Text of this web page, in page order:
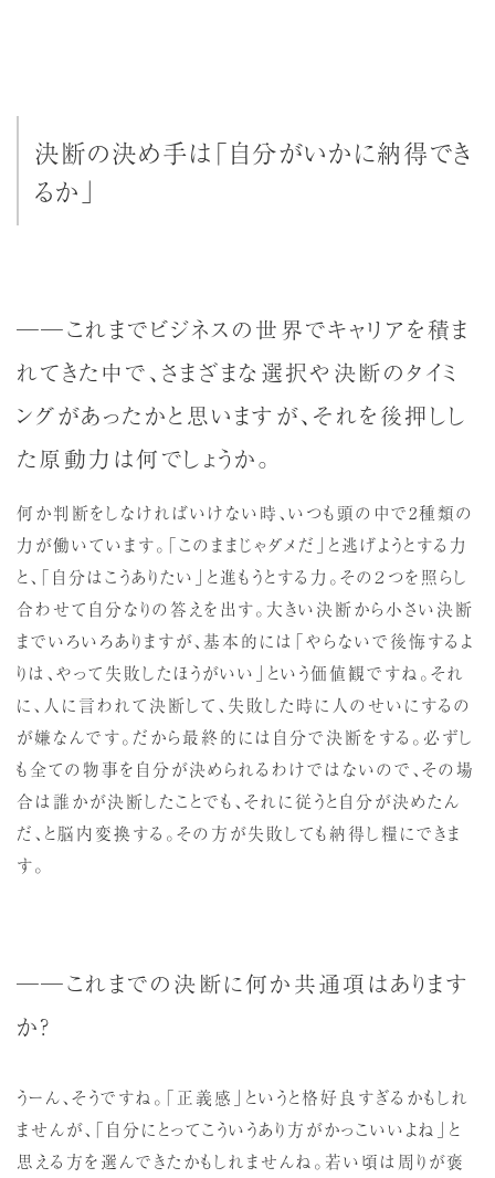
決断の決め手は「自分がいかに納得でき
るか」
──これまでビジネスの世界でキャリアを積ま
れてきた中で、さまざまな選択や決断のタイミ
ングがあったかと思いますが、それを後押しし
た原動力は何でしょうか。
何か判断をしなければいけない時、いつも頭の中で2種類の
力が働いています。「このままじゃダメだ」と逃げようとする力
と、「自分はこうありたい」と進もうとする力。その２つを照らし
合わせて自分なりの答えを出す。大きい決断から小さい決断
までいろいろありますが、基本的には「やらないで後悔するよ
りは、やって失敗したほうがいい」という価値観ですね。それ
に、人に言われて決断して、失敗した時に人のせいにするの
が嫌なんです。だから最終的には自分で決断をする。必ずし
も全ての物事を自分が決められるわけではないので、その場
合は誰かが決断したことでも、それに従うと自分が決めたん
だ、と脳内変換する。その方が失敗しても納得し糧にできま
す。
──これまでの決断に何か共通項はあります
か？
うーん、そうですね。「正義感」というと格好良すぎるかもしれ
ませんが、「自分にとってこういうあり方がかっこいいよね」と
思える方を選んできたかもしれませんね。若い頃は周りが褒